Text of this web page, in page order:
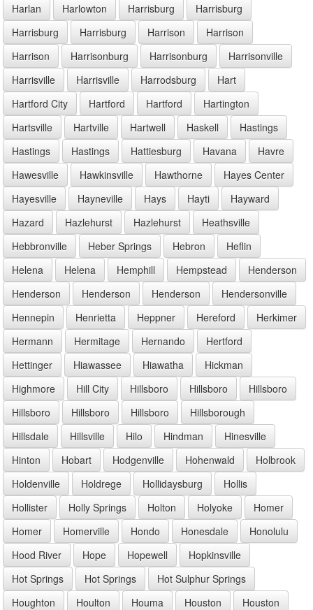
Harlan
Harlowton Harrisburg
Harrisburg
Harrisburg
Harrisburg Harrison
Harrison
Harrison
Harrisonburg Harrisonburg
Harrisonville
Harrisville
Harrisville Harrodsburg
Hart
Hartford City
Hartford Hartford
Hartington
Hartsville
Hartville Hartwell Haskell
Hastings
Hastings
Hastings Hattiesburg Havana
Havre
Hawesville
Hawkinsville Hawthorne
Hayes Center
Hayesville
Hayneville Hays Hayti
Hayward
Hazard
Hazlehurst Hazlehurst
Heathsville
Hebbronville
Heber Springs Hebron
Heflin
Helena
Helena Hemphill Hempstead
Henderson
Henderson
Henderson Henderson
Hendersonville
Hennepin
Henrietta Heppner Hereford
Herkimer
Hermann
Hermitage Hernando
Hertford
Hettinger
Hiawassee Hiawatha
Hickman
Highmore
Hill City Hillsboro Hillsboro
Hillsboro
Hillsboro
Hillsboro Hillsboro
Hillsborough
Hillsdale
Hillsville Hilo Hindman
Hinesville
Hinton
Hobart Hodgenville Hohenwald
Holbrook
Holdenville
Holdrege Hollidaysburg
Hollis
Hollister
Holly Springs Holton Holyoke
Homer
Homer
Homerville Hondo Honesdale
Honolulu
Hood River
Hope Hopewell
Hopkinsville
Hot Springs
Hot Springs
Hot Sulphur Springs
Houghton
Houlton Houma Houston
Houston